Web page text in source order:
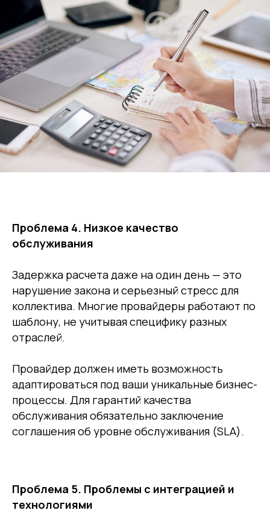
Проблема 4. Низкое качество
обслуживания
Задержка расчета даже на один день — это
нарушение закона и серьезный стресс для
коллектива. Многие провайдеры работают по
шаблону, не учитывая специфику разных
отраслей.
Провайдер должен иметь возможность
адаптироваться под ваши уникальные бизнес-
процессы. Для гарантий качества
обслуживания обязательно заключение
соглашения об уровне обслуживания (SLA).
Проблема 5. Проблемы с интеграцией и
технологиями